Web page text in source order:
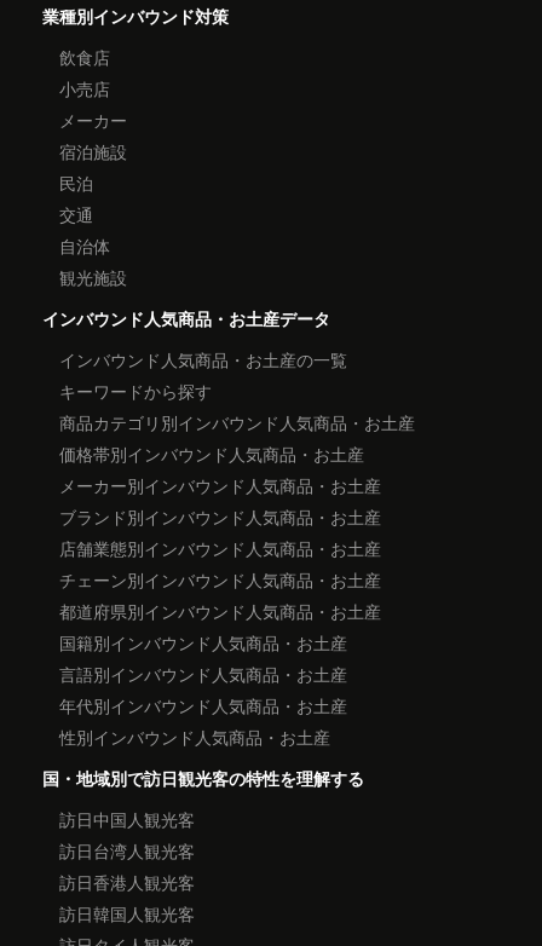
業種別インバウンド対策
飲食店
小売店
メーカー
宿泊施設
民泊
交通
自治体
観光施設
インバウンド人気商品・お土産データ
インバウンド人気商品・お土産の一覧
キーワードから探す
商品カテゴリ別インバウンド人気商品・お土産
価格帯別インバウンド人気商品・お土産
メーカー別インバウンド人気商品・お土産
ブランド別インバウンド人気商品・お土産
店舗業態別インバウンド人気商品・お土産
チェーン別インバウンド人気商品・お土産
都道府県別インバウンド人気商品・お土産
国籍別インバウンド人気商品・お土産
言語別インバウンド人気商品・お土産
年代別インバウンド人気商品・お土産
性別インバウンド人気商品・お土産
国・地域別で訪日観光客の特性を理解する
訪日中国人観光客
訪日台湾人観光客
訪日香港人観光客
訪日韓国人観光客